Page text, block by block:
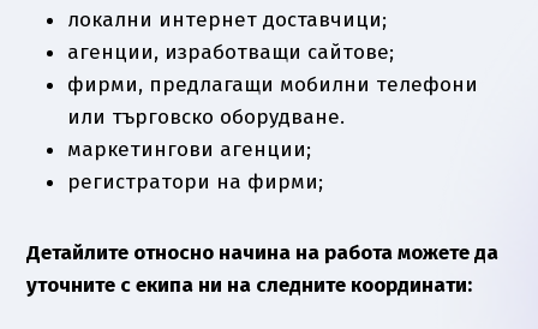
локални интернет доставчици;
агенции, изработващи сайтове;
фирми, предлагащи мобилни телефони
или търговско оборудване.
маркетингови агенции;
регистратори на фирми;
Детайлите относно начина на работа можете да
уточните с екипа ни на следните координати: